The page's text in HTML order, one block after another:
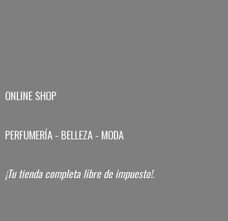
ONLINE SHOP
PERFUMERÍA - BELLEZA - MODA
¡Tu tienda completa librede impuesto!.